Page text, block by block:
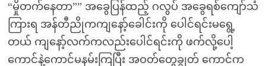
“မှိုတက်နေတာ”” အခွေပြန်ထည့် ဂလွပ် အခွေရစ်ကျော်သံ
ကြားရ အန်တီညိုကကျနော့်ခေါင်းကို ပေါင်ရင်းမရွေ့
တယ် ကျနော့်လက်ကလည်းပေါင်ရင်းကို ဖက်လို့ပေါ့
ကောင်နဲ့ကောင်မနမ်းကြပြီး အဝတ်တွေချွတ် ကောင်က